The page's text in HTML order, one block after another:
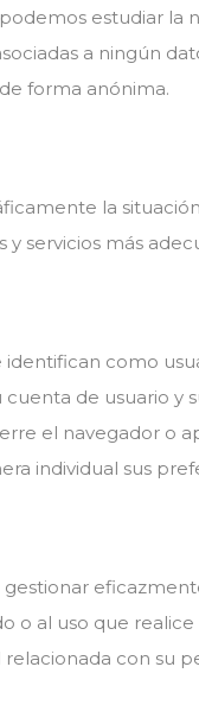
estudiar
a ningún
forma anónima.
la
servicios más
como
de usuario y
el navegador o
individual sus
al uso que
con su